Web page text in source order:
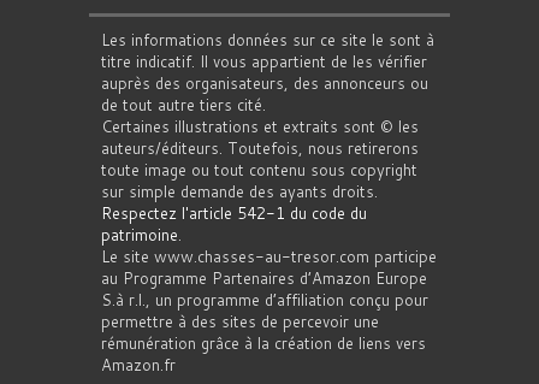
Les informations données sur ce site le sont à
titre indicatif. Il vous appartient de les vérifier
auprès des organisateurs, des annonceurs ou
de tout autre tiers cité.
Certaines illustrations et extraits sont © les
auteurs/éditeurs. Toutefois, nous retirerons
toute image ou tout contenu sous copyright
sur simple demande des ayants droits.
Respectez l'article 542-1 du code du
patrimoine.
Le site www.chasses-au-tresor.com participe
au Programme Partenaires d’Amazon Europe
S.à r.l., un programme d’affiliation conçu pour
permettre à des sites de percevoir une
rémunération grâce à la création de liens vers
Amazon.fr